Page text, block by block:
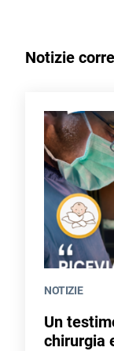
Notizie
NOTIZIE
Un
chirurgia